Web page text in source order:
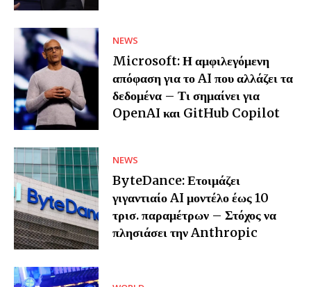
NEWS
Microsoft: Η αμφιλεγόμενη
απόφαση για το AI που αλλάζει τα
δεδομένα – Τι σημαίνει για
OpenAI και GitHub Copilot
NEWS
ByteDance: Ετοιμάζει
γιγαντιαίο AI μοντέλο έως 10
τρισ. παραμέτρων – Στόχος να
πλησιάσει την Anthropic